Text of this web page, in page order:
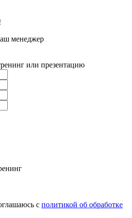
менеджер
или презентацию
с политикой об обработке